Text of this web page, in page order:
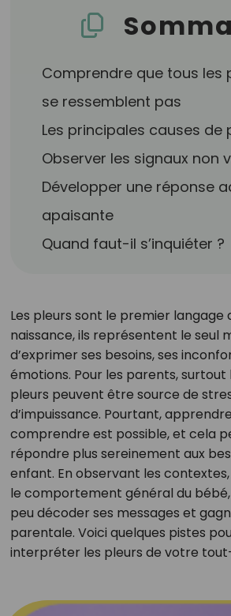
Comprendre que tous les
se ressemblent pas
Les principales causes de
Observer les signaux non
Développer une réponse
apaisante
Quand faut-il s’inquiéter ?
Les pleurs sont le premier langage
naissance, ils représentent le seul
d’exprimer ses besoins, ses
émotions. Pour les parents, surtout
pleurs peuvent être source de
d’impuissance. Pourtant,
comprendre est possible, et cela
répondre plus sereinement aux
enfant. En observant les
le comportement général du
peu décoder ses messages et
parentale. Voici quelques pistes
interpréter les pleurs de votre